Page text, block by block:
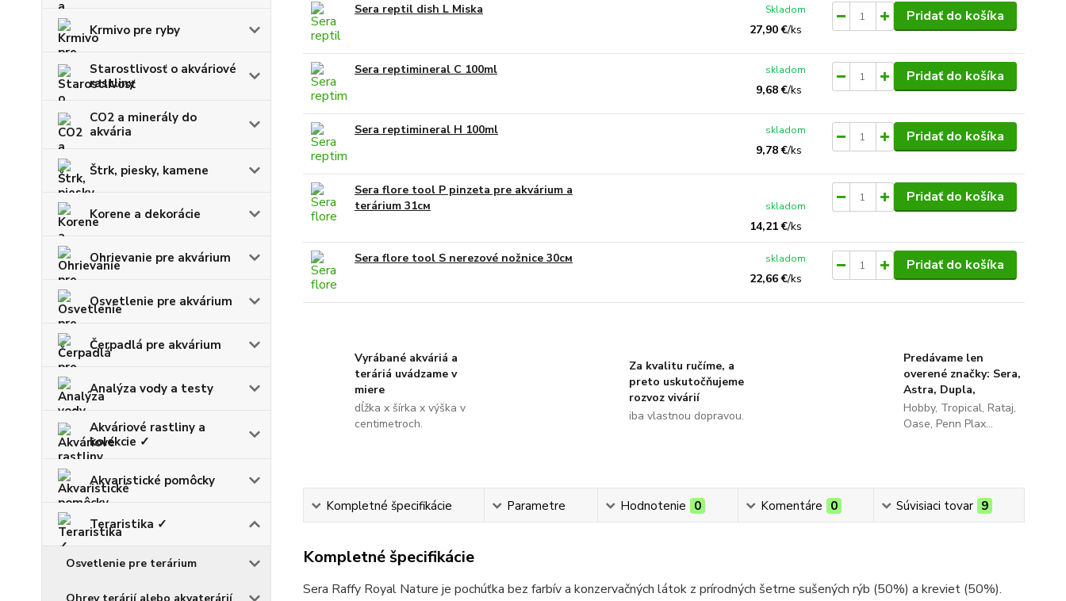
Krmivo pre ryby
Starostlivosť o akváriové
rastliny
CO2 a minerály do
akvária
Štrk, piesky, kamene
Korene a dekorácie
Ohrievanie pre akvárium
Osvetlenie pre akvárium
Čerpadlá pre akvárium
Analýza vody a testy
Akváriové rastliny a
kolekcie ✓
Akvaristické pomôcky
Teraristika ✓
Osvetlenie pre terárium
Ohrev terárií alebo akvaterárií
Sera reptil dish L Miska
27,90 €/ks
Skladom Pridať do košíka
Sera reptimineral C 100ml
9,68 €/ks
skladom Pridať do košíka
Sera reptimineral H 100ml
9,78 €/ks
skladom Pridať do košíka
Sera flore tool P pinzeta pre akvárium a
terárium 31см
14,21 €/ks
skladom
Pridať do košíka
Sera flore tool S nerezové nožnice 30см
22,66 €/ks
skladom Pridať do košíka
Vyrábané akváriá a
teráriá uvádzame v
miere
dĺžka x šírka x výška v
centimetroch.
Za kvalitu ručíme, a
preto uskutočňujeme
rozvoz vivárií
iba vlastnou dopravou.
Predávame len
overené značky: Sera,
Astra, Dupla,
Hobby, Tropical, Rataj,
Oase, Penn Plax...
Kompletné špecifikácie Parametre Hodnotenie 0 Komentáre 0 Súvisiaci tovar 9
Kompletné špecifikácie
Sera Raffy Royal Nature je pochúťka bez farbív a konzervačných látok z prírodných šetrne sušených rýb (50%) a kreviet (50%).